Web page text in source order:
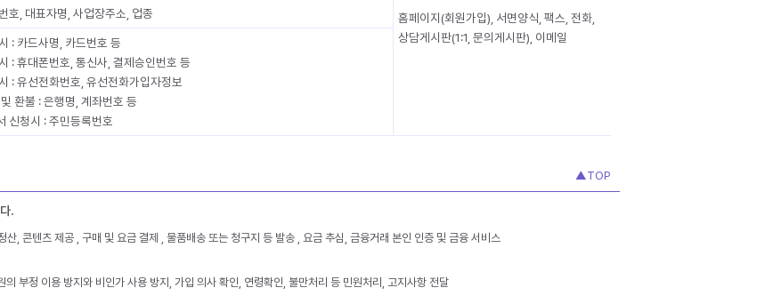
홈페이지(회원가입), 서면양식, 팩스, 전화,
상담게시판(1:1, 문의게시판), 이메일
호, 대표자명, 사업장주소, 업종
: 카드사명, 카드번호 등
: 휴대폰번호, 통신사, 결제승인번호 등
: 유선전화번호, 유선전화가입자정보
환불 : 은행명, 계좌번호 등
신청시 : 주민등록번호
▲TOP
.
, 콘텐츠 제공 , 구매 및 요금 결제 , 물품배송 또는 청구지 등 발송 , 요금 추심, 금융거래 본인 인증 및 금융 서비스
의 부정 이용 방지와 비인가 사용 방지, 가입 의사 확인, 연령확인, 불만처리 등 민원처리, 고지사항 전달